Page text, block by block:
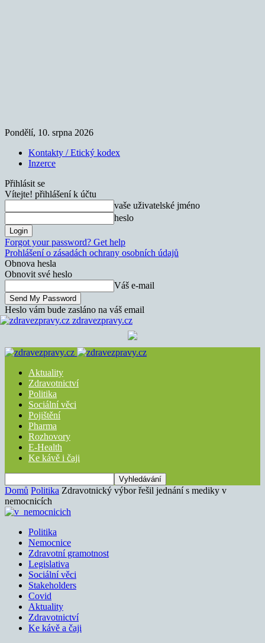
Pondělí, 10. srpna 2026
Kontakty / Etický kodex
Inzerce
Přihlásit se
Vítejte! přihlášení k účtu
vaše uživatelské jméno
heslo
Forgot your password? Get help
Prohlášení o zásadách ochrany osobních údajů
Obnova hesla
Obnovit své heslo
Váš e-mail
Heslo vám bude zasláno na váš email
zdravezpravy.cz
Aktuality
Zdravotnictví
Politika
Sociální věci
Pojištění
Pharma
Rozhovory
E-Health
Ke kávě i čaji
Domů Politika Zdravotnický výbor řešil jednání s mediky v
nemocnicích
Politika
Nemocnice
Zdravotní gramotnost
Legislativa
Sociální věci
Stakeholders
Covid
Aktuality
Zdravotnictví
Ke kávě a čaji